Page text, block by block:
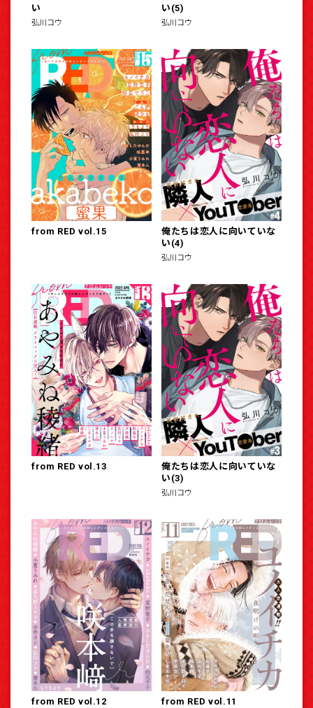
い
弘川コウ
い(5)
弘川コウ
from RED vol.15
俺たちは恋人に向いていな
い(4)
弘川コウ
from RED vol.13
俺たちは恋人に向いていな
い(3)
弘川コウ
from RED vol.12 from RED vol.11